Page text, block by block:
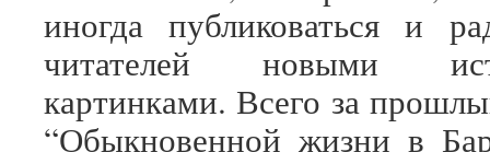
иногда публиковаться и
читателей новыми
картинками. Всего за
“Обыкновенной жизни в